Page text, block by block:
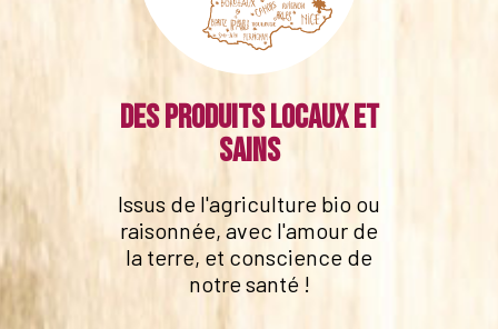
Des produits locaux et
sains
Issus de l'agriculture bio ou
raisonnée, avec l'amour de
la terre, et conscience de
notre santé !